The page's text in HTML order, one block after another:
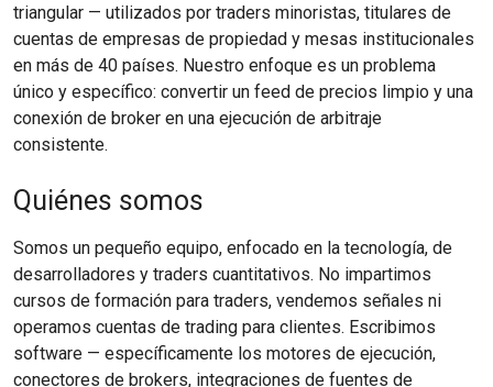
triangular — utilizados por traders minoristas, titulares de
cuentas de empresas de propiedad y mesas institucionales
en más de 40 países. Nuestro enfoque es un problema
único y específico: convertir un feed de precios limpio y una
conexión de broker en una ejecución de arbitraje
consistente.
Quiénes somos
Somos un pequeño equipo, enfocado en la tecnología, de
desarrolladores y traders cuantitativos. No impartimos
cursos de formación para traders, vendemos señales ni
operamos cuentas de trading para clientes. Escribimos
software — específicamente los motores de ejecución,
conectores de brokers, integraciones de fuentes de